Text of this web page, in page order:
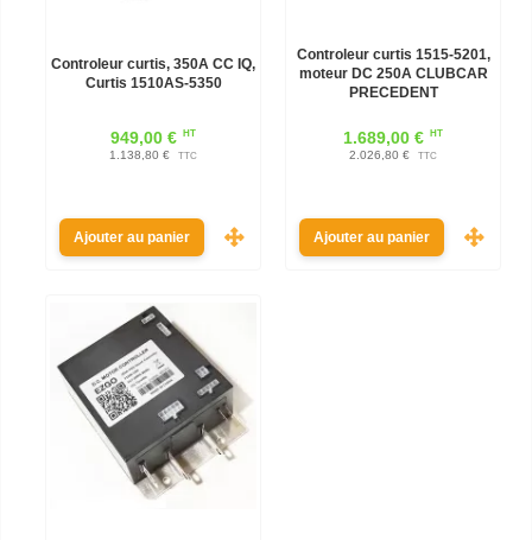
Controleur curtis, 350A CC IQ,
Curtis 1510AS-5350
949,00 € HT
1.138,80 € TTC
Ajouter au panier
Controleur curtis 1515-5201,
moteur DC 250A CLUBCAR
PRECEDENT
1.689,00 € HT
2.026,80 € TTC
Ajouter au panier